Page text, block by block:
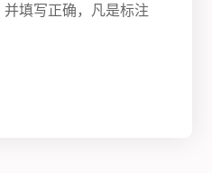
填写正确，凡是标注